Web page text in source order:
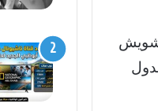
تشويش